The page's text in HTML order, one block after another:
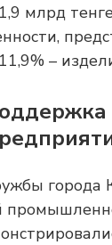
млрд
–
города